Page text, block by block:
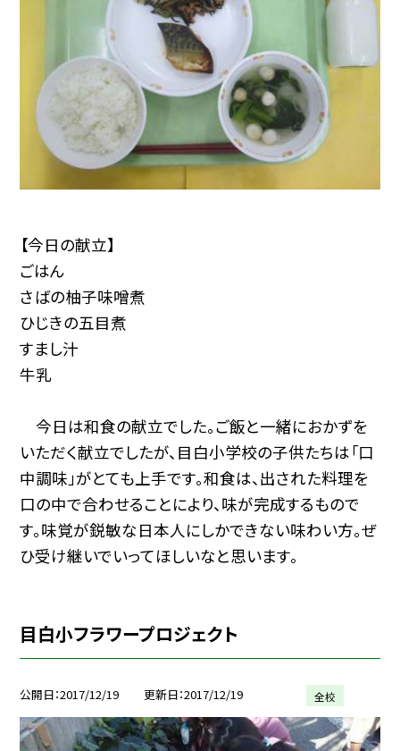
【今日の献立】
ごはん
さばの柚子味噌煮
ひじきの五目煮
すまし汁
牛乳
今日は和食の献立でした。ご飯と一緒におかずを
いただく献立でしたが、目白小学校の子供たちは「口
中調味」がとても上手です。和食は、出された料理を
口の中で合わせることにより、味が完成するもので
す。味覚が鋭敏な日本人にしかできない味わい方。ぜ
ひ受け継いでいってほしいなと思います。
目白小フラワープロジェクト
公開日 2017/12/19 更新日 2017/12/19 全校